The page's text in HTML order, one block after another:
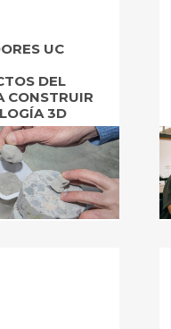
UC
DEL
CONSTRUIR
3D